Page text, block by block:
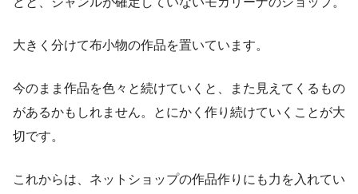
大きく分けて布小物の作品を置いています。
今のまま作品を色々と続けていくと、また見えてくるもの
があるかもしれません。とにかく作り続けていくことが大
切です。
これからは、ネットショップの作品作りにも力を入れてい